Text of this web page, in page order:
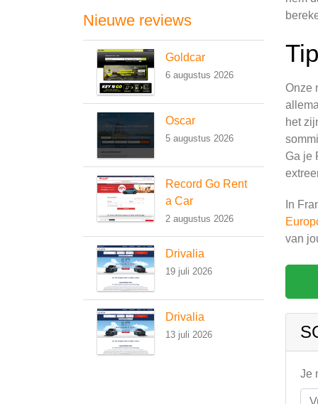
Nieuwe reviews
Goldcar
6 augustus 2026
Oscar
5 augustus 2026
Record Go Rent
a Car
2 augustus 2026
Drivalia
19 juli 2026
Drivalia
13 juli 2026
Onze
het
Ga je
In
van
Je